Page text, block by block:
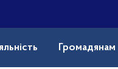
Громадянам